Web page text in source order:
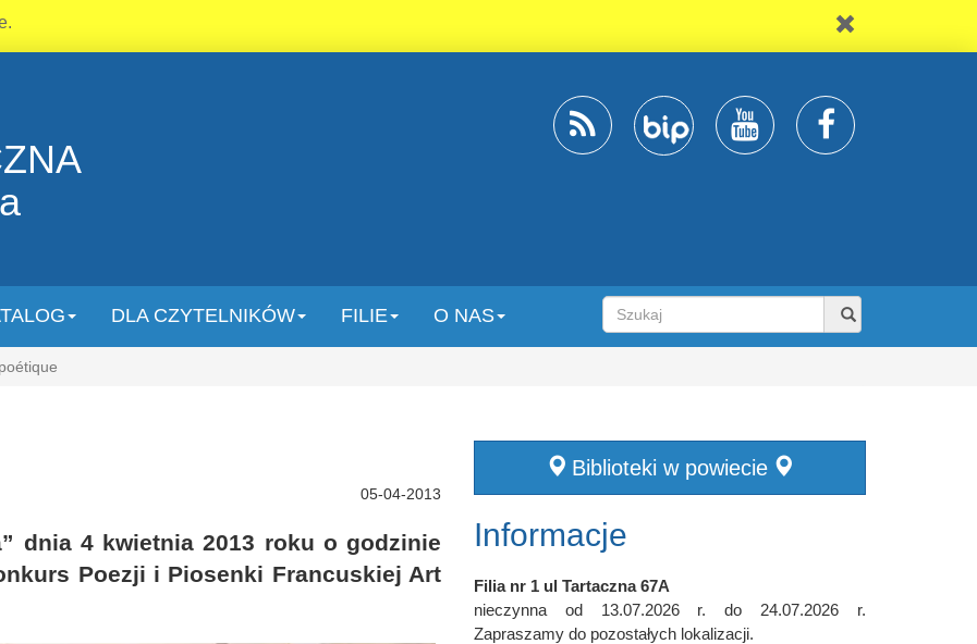
DLA CZYTELNIKÓW FILIE O NAS
05-04-2013
dnia 4 kwietnia 2013 roku o godzinie
Poezji i Piosenki Francuskiej Art
Biblioteki w powiecie
Informacje
Filia nr 1 ul Tartaczna 67A
nieczynna od 13.07.2026 r. do 24.07.2026 r.
Zapraszamy do pozostałych lokalizacji.